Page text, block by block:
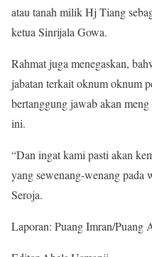
atau tanah milik Hj Tiang
ketua Sinrijala Gowa.
Rahmat juga menegaskan,
jabatan terkait oknum oknum
bertanggung jawab akan
ini.
“Dan ingat kami pasti akan
yang sewenang-wenang pada
Seroja.
Laporan: Puang Imran/Puang